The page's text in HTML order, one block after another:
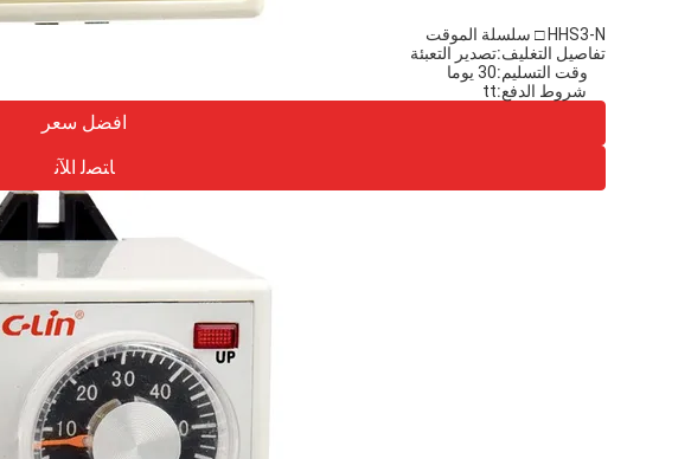
HHS3-N □ سلسلة الموقت
تفاصيل التغليف:تصدير التعبئة
وقت التسليم:30 يوما
شروط الدفع:tt
افضل سعر
ﺎﺘﺼﻟ ﺍﻶﻧ